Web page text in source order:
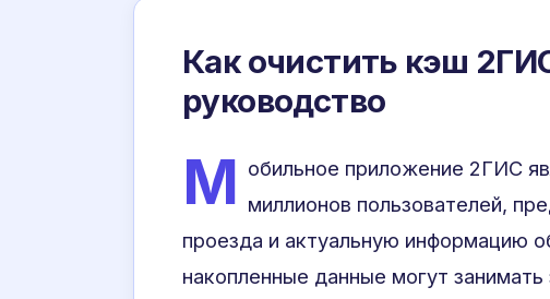
Как очистить кэш
руководство
М обильное приложение 2ГИС
миллионов пользователей,
проезда и актуальную информацию
накопленные данные могут